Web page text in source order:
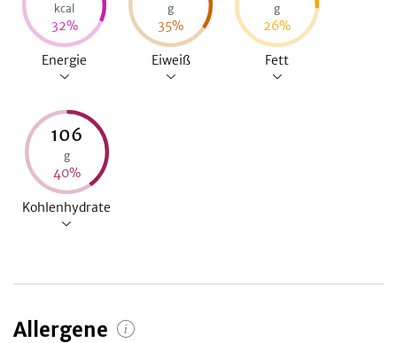
kcal
32%
Energie
g
35%
Eiweiß
g
26%
Fett
106
g
40%
Kohlenhydrate
Allergene